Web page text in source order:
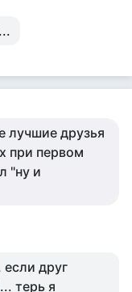
лучшие друзья
при первом
"ну и
друг
терь я